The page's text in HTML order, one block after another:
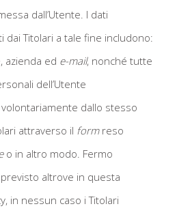
dall’Utente. I dati
dai Titolari a tale fine includono:
azienda ed e-mail, nonché tutte
dell’Utente
dallo stesso
attraverso il form reso
o in altro modo. Fermo
altrove in questa
in nessun caso i Titolari